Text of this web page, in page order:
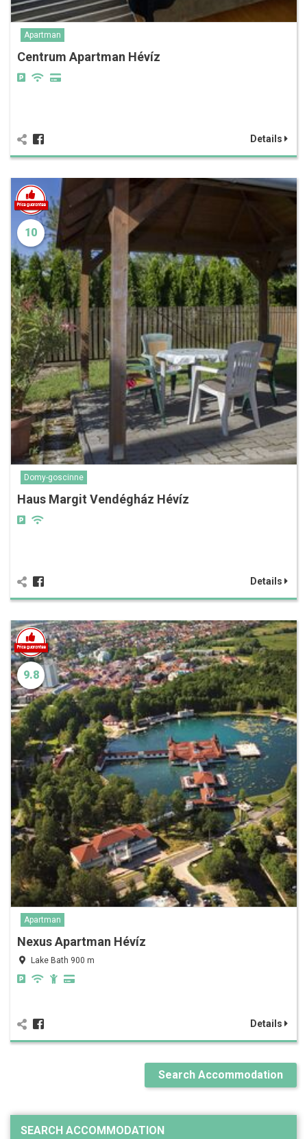
Apartman
Centrum Apartman Hévíz
Details
10
Domy-goscinne
Haus Margit Vendégház Hévíz
Details
9.8
Apartman
Nexus Apartman Hévíz
Lake Bath 900 m
Details
Search Accommodation
SEARCH ACCOMMODATION